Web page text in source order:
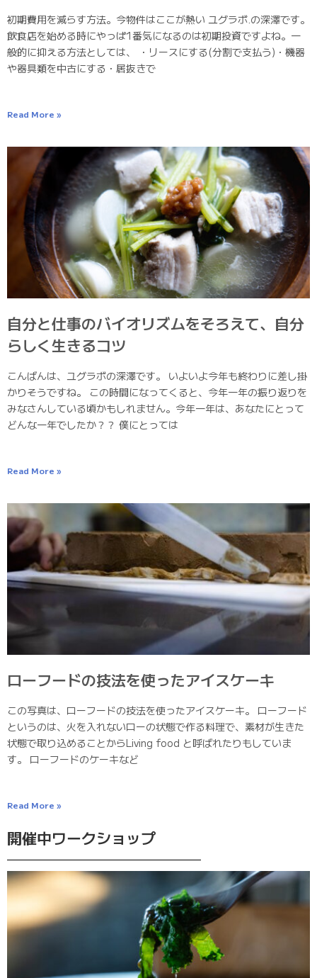
初期費用を減らす方法。今物件はここが熱い ユグラボ.の深澤です。
飲食店を始める時にやっぱ1番気になるのは初期投資ですよね。一
般的に抑える方法としては、 ・リースにする(分割で支払う)・機器
や器具類を中古にする・居抜きで
Read More »
自分と仕事のバイオリズムをそろえて、自分
らしく生きるコツ
こんばんは、ユグラボの深澤です。 いよいよ今年も終わりに差し掛
かりそうですね。 この時間になってくると、今年一年の振り返りを
みなさんしている頃かもしれません。今年一年は、あなたにとって
どんな一年でしたか？？ 僕にとっては
Read More »
ローフードの技法を使ったアイスケーキ
この写真は、ローフードの技法を使ったアイスケーキ。 ローフード
というのは、火を入れないローの状態で作る料理で、素材が生きた
状態で取り込めることからLiving food と呼ばれたりもしていま
す。 ローフードのケーキなど
Read More »
開催中ワークショップ